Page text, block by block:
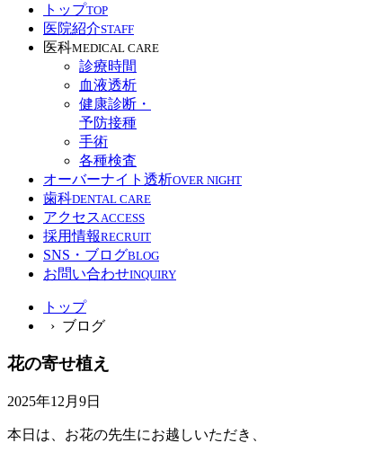
トップTOP
医院紹介STAFF
医科MEDICAL CARE
診療時間
血液透析
健康診断・
予防接種
手術
各種検査
オーバーナイト透析OVER NIGHT
歯科DENTAL CARE
アクセス ACCESS
採用情報RECRUIT
SNS・ブログBLOG
お問い合わせINQUIRY
トップ
› ブログ
花の寄せ植え
2025年12月9日
本日は、お花の先生にお越しいただき、